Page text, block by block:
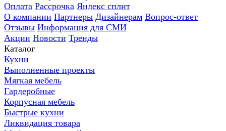
Оплата Рассрочка Яндекс сплит
О компании Партнеры Дизайнерам Вопрос-ответ
Отзывы Информация для СМИ
Акции Новости Тренды
Каталог
Кухни
Выполненные проекты
Мягкая мебель
Гардеробные
Корпусная мебель
Быстрые кухни
Ликвидация товара